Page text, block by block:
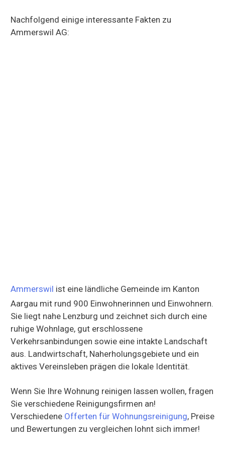
Nachfolgend einige interessante Fakten zu
Ammerswil AG:
Ammerswil ist eine ländliche Gemeinde im Kanton
Aargau mit rund 900 Einwohnerinnen und Einwohnern.
Sie liegt nahe Lenzburg und zeichnet sich durch eine
ruhige Wohnlage, gut erschlossene
Verkehrsanbindungen sowie eine intakte Landschaft
aus. Landwirtschaft, Naherholungsgebiete und ein
aktives Vereinsleben prägen die lokale Identität.
Wenn Sie Ihre Wohnung reinigen lassen wollen, fragen
Sie verschiedene Reinigungsfirmen an!
Verschiedene Offerten für Wohnungsreinigung, Preise
und Bewertungen zu vergleichen lohnt sich immer!